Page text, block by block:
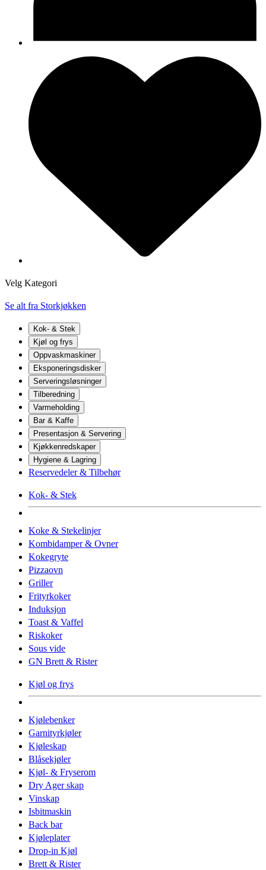
Velg Kategori
Se alt fra Storkjøkken
Kok- & Stek
Kjøl og frys
Oppvaskmaskiner
Eksponeringsdisker
Serveringsløsninger
Tilberedning
Varmeholding
Bar & Kaffe
Presentasjon & Servering
Kjøkkenredskaper
Hygiene & Lagring
Reservedeler & Tilbehør
Kok- & Stek
Koke & Stekelinjer
Kombidamper & Ovner
Kokegryte
Pizzaovn
Griller
Frityrkoker
Induksjon
Toast & Vaffel
Riskoker
Sous vide
GN Brett & Rister
Kjøl og frys
Kjølebenker
Garnityrkjøler
Kjøleskap
Blåsekjøler
Kjøl- & Fryserom
Dry Ager skap
Vinskap
Isbitmaskin
Back bar
Kjøleplater
Drop-in Kjøl
Brett & Rister